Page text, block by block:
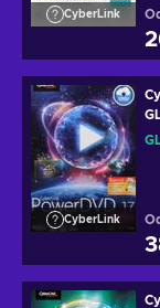
CyberLink
CyberLink